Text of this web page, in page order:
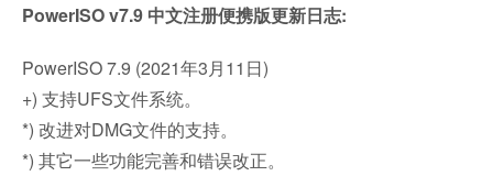
PowerISO v7.9 中文注册便携版更新日志:
PowerISO 7.9 (2021年3月11日)
+) 支持UFS文件系统。
*) 改进对DMG文件的支持。
*) 其它一些功能完善和错误改正。